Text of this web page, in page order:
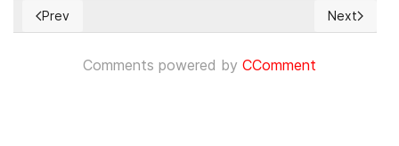
Previous article: ¡Ecofest 2025 en La Habana!
Prev Next
Next
Comments powered by CComment